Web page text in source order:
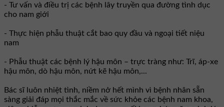
- Tư vấn và điều trị các bệnh lây truyền qua đường tình dục
cho nam giới
- Thực hiện phẫu thuật cắt bao quy đầu và ngoại tiết niệu
nam
- Phẫu thuật các bệnh lý hậu môn – trực tràng như: Trĩ, áp-xe
hậu môn, dò hậu môn, nứt kẽ hậu môn,...
Bác sĩ luôn nhiệt tình, niềm nở hết mình vì bệnh nhân sẵn
sàng giải đáp mọi thắc mắc về sức khỏe các bệnh nam khoa,